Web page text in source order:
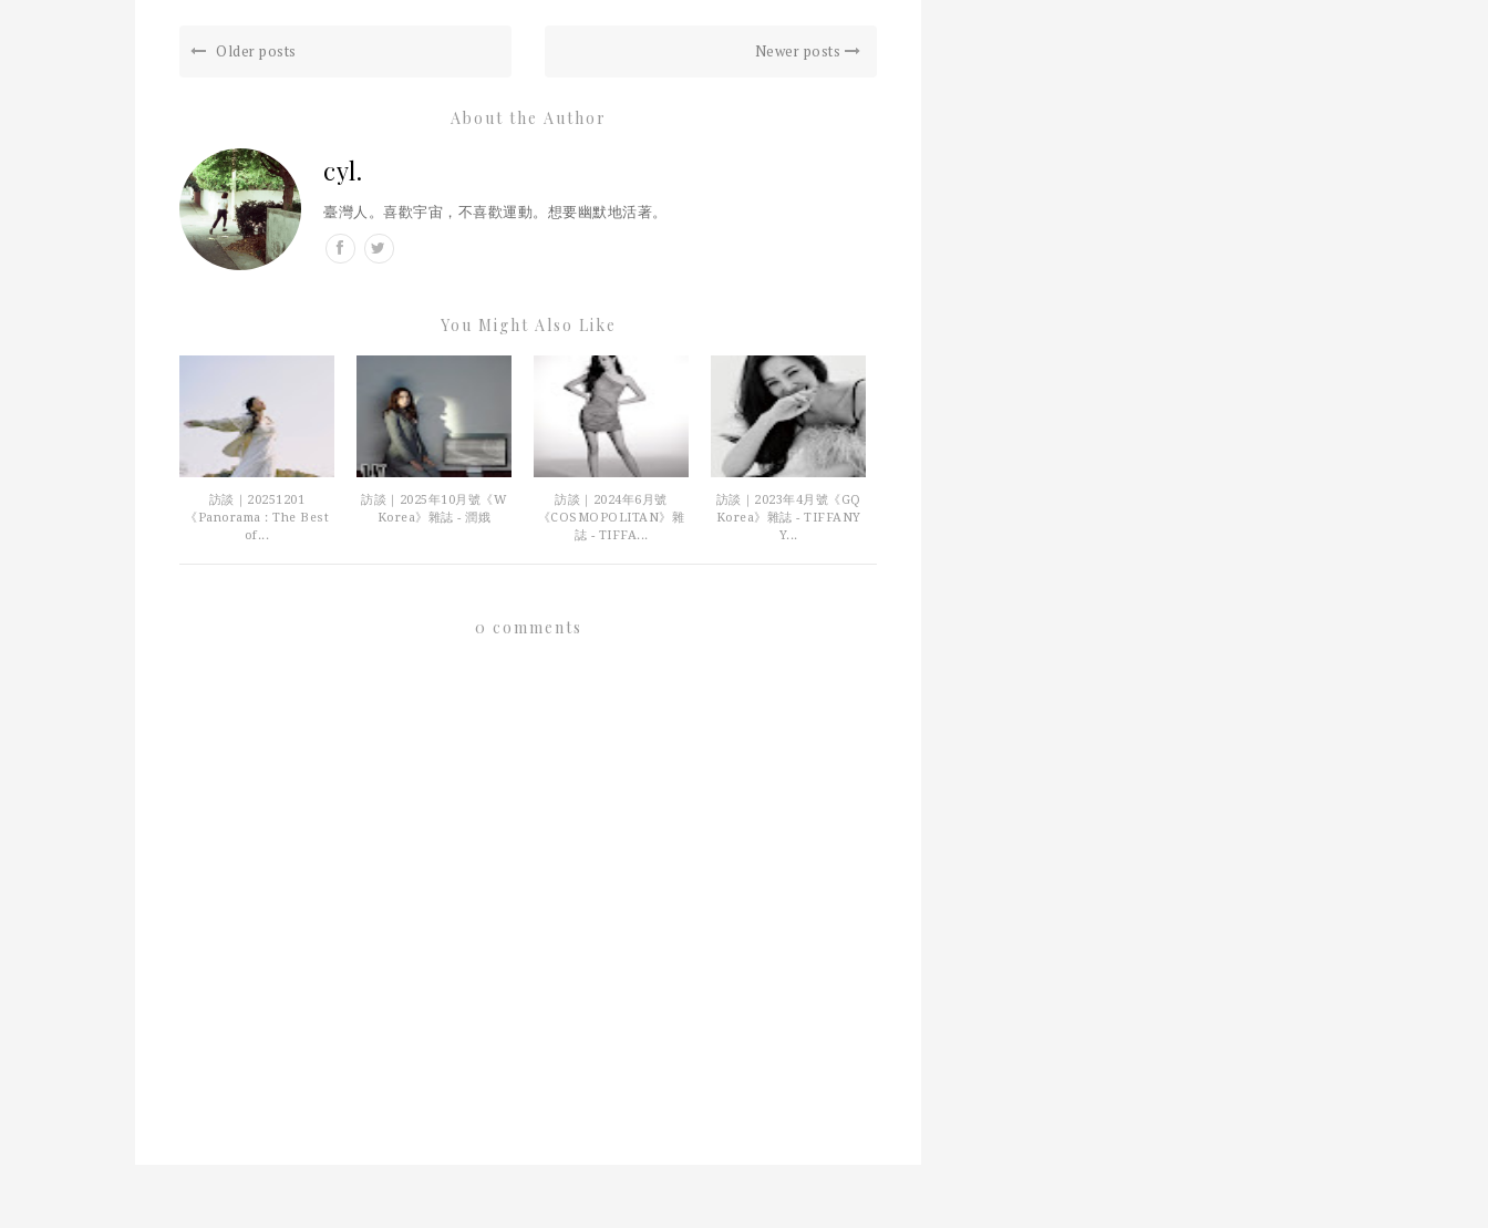
Older posts Newer posts
About the Author
cyl.
臺灣人。喜歡宇宙，不喜歡運動。想要幽默地活著。
You Might Also Like
訪談｜20251201
《Panorama : The Best
of...
訪談｜2025年10月號《W
Korea》雜誌 - 潤娥
訪談｜2024年6月號
《COSMOPOLITAN》雜
誌 - TIFFA...
訪談｜2023年4月號《GQ
Korea》雜誌 - TIFFANY
Y...
0 comments